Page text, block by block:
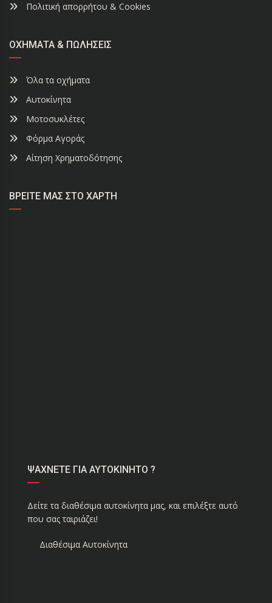
Πολιτική απορρήτου & Cookies
ΟΧΉΜΑΤΑ & ΠΩΛΉΣΕΙΣ
Όλα τα οχήματα
Αυτοκίνητα
Μοτοσυκλέτες
Φόρμα Αγοράς
Αίτηση Χρηματοδότησης
ΒΡΕΊΤΕ ΜΑΣ ΣΤΟ ΧΆΡΤΗ
ΨΑΧΝΕΤΕ ΓΙΑ ΑΥΤΟΚΙΝΗΤΟ ?
Δείτε τα διαθέσιμα αυτοκίνητα μας, και επιλέξτε αυτό
που σας ταιριάζει!
Διαθέσιμα Αυτοκίνητα